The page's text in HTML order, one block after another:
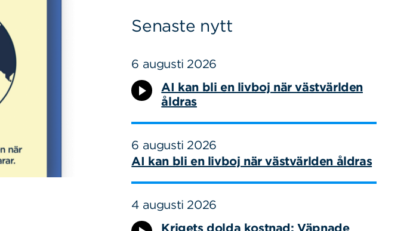
Senaste nytt
6 augusti 2026
AI kan bli en livboj när västvärlden
åldras
6 augusti 2026
AI kan bli en livboj när västvärlden åldras
4 augusti 2026
Krigets dolda kostnad: Väpnade